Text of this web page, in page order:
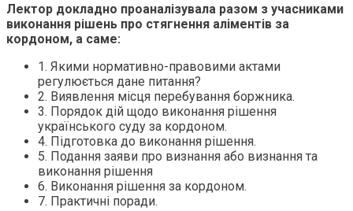
Лектор докладно проаналізувала разом з учасниками
виконання рішень про стягнення аліментів за
кордоном, а саме:
1. Якими нормативно-правовими актами
регулюється дане питання?
2. Виявлення місця перебування боржника.
3. Порядок дій щодо виконання рішення
українського суду за кордоном.
4. Підготовка до виконання рішення.
5. Подання заяви про визнання або визнання та
виконання рішення
6. Виконання рішення за кордоном.
7. Практичні поради.